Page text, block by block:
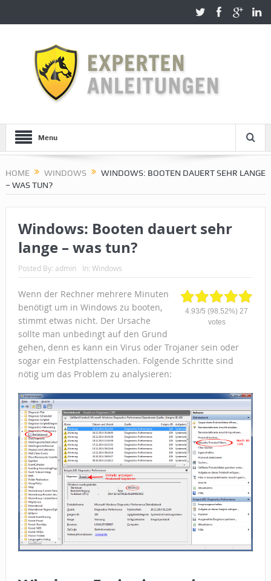
Menu
HOME WINDOWS
WINDOWS: BOOTEN DAUERT SEHR LANGE
– WAS TUN?
Windows: Booten dauert sehr
lange – was tun?
Posted By: admin In: Windows
4.93/5 (98.52%)27
votes
Wenn der Rechner mehrere Minuten
benötigt um in Windows zu booten,
stimmt etwas nicht. Der Ursache
sollte man unbedingt auf den Grund
gehen, denn es kann ein Virus oder Trojaner sein oder
sogar ein Festplattenschaden. Folgende Schritte sind
nötig um das Problem zu analysieren: